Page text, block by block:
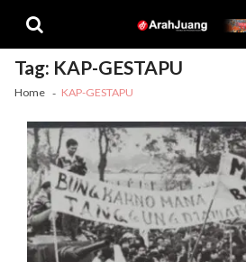
navigation
content
Tag: KAP-GESTAPU
Home KAP-GESTAPU